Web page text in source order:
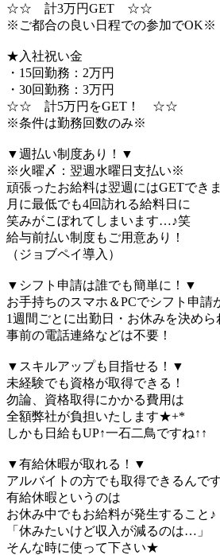
☆☆ 計3万円GET ☆☆
※ご都合の良い日程での参加でOK※
★入社祝い金
・15回勤務：2万円
・30回勤務：3万円
☆☆ 計5万円をGET！ ☆☆
※条件は勤務回数のみ※
▼週払い制度あり！▼
※火曜〆：翌週水曜日支払い※
頑張ったお給料は翌週にはGETでき
月に最低でも4回訪れる給料日に
笑みがこぼれてしまいます…♪笑
給与前払い制度もご用意あり！
（ジョブペイ導入）
▼シフト申請は誰でも簡単に！▼
お手持ちのスマホ＆PCでシフト申請
1週間ごとに出勤日・お休みを決めら
事前の電話連絡などは不要！
▼スキルアップも目指せる！▼
未経験でも資格が取得できる！
勿論、資格取得にかかる費用は
全額弊社が負担いたします★+*
しかも日給もUP↑一石二鳥ですね↑↑
▼有給休暇が取れる！▼
アルバイトの方でも取得できるんで
有給休暇というのは
お休み中でもお給料が発生すること♪
「休みたいけど収入が減るのは…」
そんな時に使って下さい★